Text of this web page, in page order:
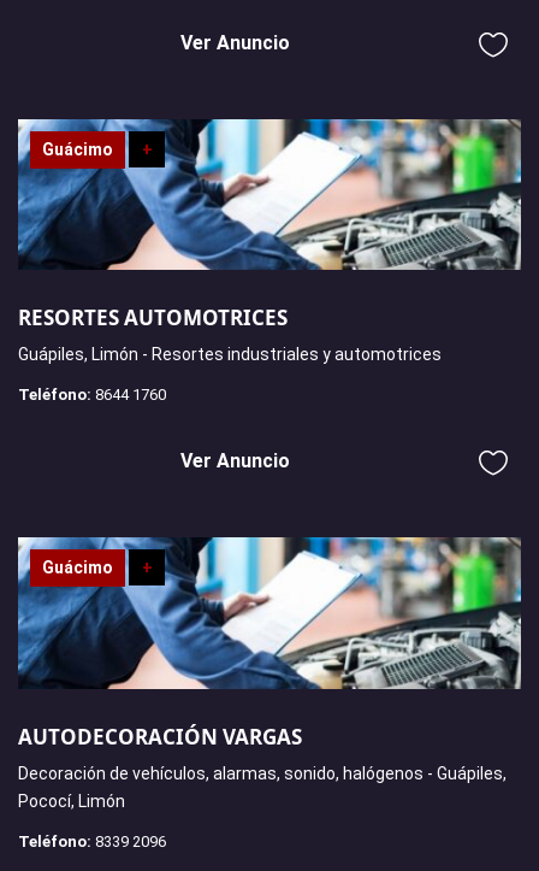
Ver Anuncio
Guácimo +
RESORTES AUTOMOTRICES
Guápiles, Limón - Resortes industriales y automotrices
Teléfono: 8644 1760
Ver Anuncio
Guácimo +
AUTODECORACIÓN VARGAS
Decoración de vehículos, alarmas, sonido, halógenos - Guápiles,
Pococí, Limón
Teléfono: 8339 2096